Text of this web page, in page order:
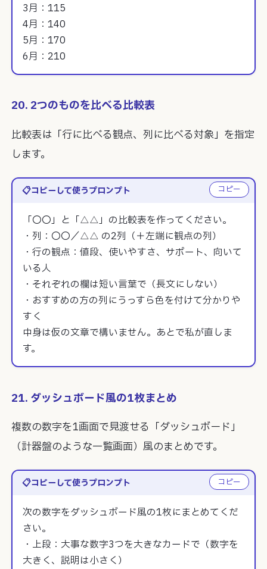
3月：115
4月：140
5月：170
6月：210
20. 2つのものを比べる比較表
比較表は「行に比べる観点、列に比べる対象」を指定
します。
コピーして使うプロンプト
「〇〇」と「△△」の比較表を作ってください。
・列：〇〇／△△ の2列（＋左端に観点の列）
・行の観点：値段、使いやすさ、サポート、向いて
いる人
・それぞれの欄は短い言葉で（長文にしない）
・おすすめの方の列にうっすら色を付けて分かりや
すく
中身は仮の文章で構いません。あとで私が直しま
す。
コピー
21. ダッシュボード風の1枚まとめ
複数の数字を1画面で見渡せる「ダッシュボード」
（計器盤のような一覧画面）風のまとめです。
コピーして使うプロンプト
次の数字をダッシュボード風の1枚にまとめてくだ
さい。
・上段：大事な数字3つを大きなカードで（数字を
大きく、説明は小さく）
コピー